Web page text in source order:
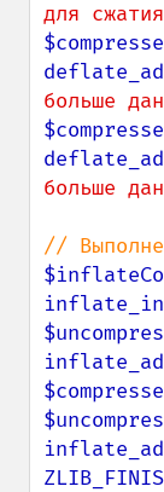
для
больше
больше